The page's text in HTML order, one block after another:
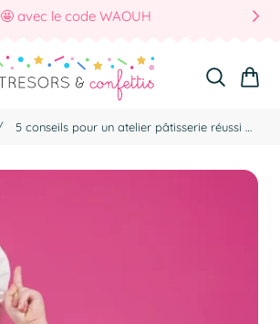
🤩 avec le code WAOUH
Panier
5 conseils pour un atelier pâtisserie réussi avec des enfants